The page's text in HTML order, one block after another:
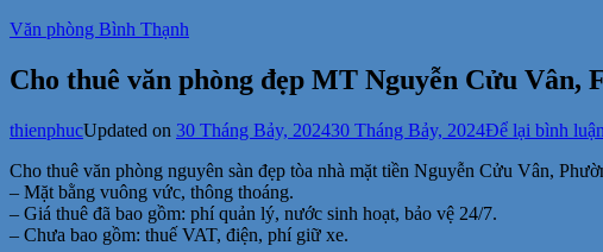
Văn phòng Bình Thạnh
Cho thuê văn phòng đẹp MT Nguyễn Cửu Vân,
thienphucUpdated on 30 Tháng Bảy, 202430 Tháng Bảy, 2024Để lại bình luận
Cho thuê văn phòng nguyên sàn đẹp tòa nhà mặt tiền Nguyễn Cửu Vân,
– Mặt bằng vuông vức, thông thoáng.
– Giá thuê đã bao gồm: phí quản lý, nước sinh hoạt, bảo vệ 24/7.
– Chưa bao gồm: thuế VAT, điện, phí giữ xe.